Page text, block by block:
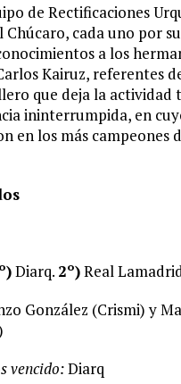
de Rectificaciones
Chúcaro, cada uno por
a los
Kairuz, referentes
que deja la actividad
ininterrumpida, en
en los más campeones
Diarq. 2º)Real
González (Crismi) y
vencido:Diarq